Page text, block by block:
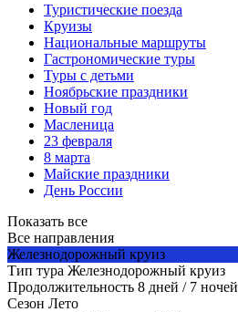
Туристические поезда
Круизы
Национальные маршруты
Гастрономические туры
Туры с детьми
Ноябрьские праздники
Новый год
Масленица
23 февраля
8 марта
Майские праздники
День России
Показать все
Все направления
Железнодорожный круиз
Тип тура Железнодорожный круиз
Продолжительность 8 дней / 7 ночей
Сезон Лето